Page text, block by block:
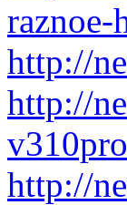
raznoe-
http://
http://
http://